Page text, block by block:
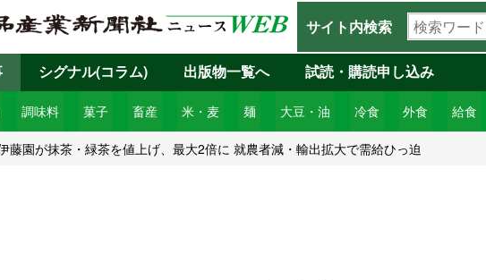
サイト内検索
検
索
ワ
ー
ド
を
入
調味料 菓子 畜産 米・麦 麺 大豆・油 冷食 外食 給食
シグナル(コラム) 出版物一覧へ 試読・購読申し込み
藤園が抹茶・緑茶を値上げ、最大2倍に 就農者減・輸出拡大で需給ひっ迫